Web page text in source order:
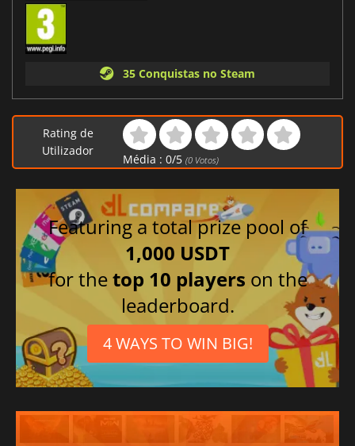
35 Conquistas no Steam
Rating de
Utilizador
Média : 0/5 (0Votos)
Featuring a total prize pool of
1,000 USDT
for thetop 10 players on the
leaderboard.
4 WAYS TO WIN BIG!